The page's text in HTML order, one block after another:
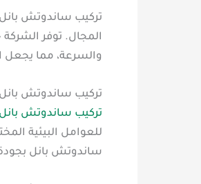
تركيب ساندوتش
المجال. توفر
والسرعة، مما يجعل
تركيب ساندوتش
تركيب ساندوتش بانل
للعوامل البيئية
ساندوتش بانل بجودة